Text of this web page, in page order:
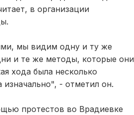
в организации
мы видим одну и ту же
и те же методы, которые они
хода была несколько
изначально", - отметил он.
протестов во Врадиевке